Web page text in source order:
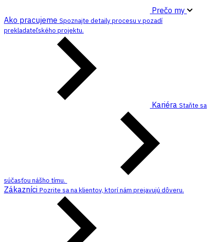
Prečo my
Ako pracujeme Spoznajte detaily procesu v pozadí
prekladateľského projektu.
Kariéra Staňte sa
súčasťou nášho tímu.
Zákazníci Pozrite sa na klientov, ktorí nám prejavujú dôveru.